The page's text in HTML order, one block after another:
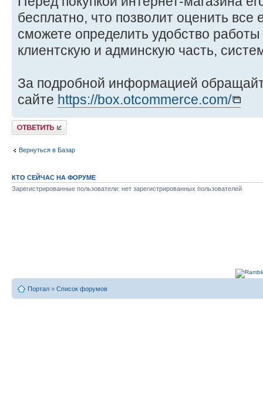
бесплатно, что позволит оценить
сможете определить удобство
клиентскую и админскую часть,
За подробной информацией
сайте https://box.otcommerce.com/
Комментировать
Вернуться в Базар
КТО СЕЙЧАС НА ФОРУМЕ
Зарегистрированные пользователи: нет зарегистрированных пользователей
Портал » Список форумов